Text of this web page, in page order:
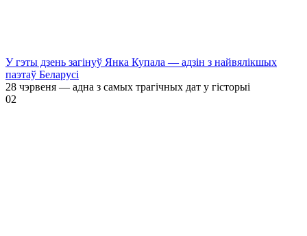
У гэты дзень загінуў Янка Купала — адзін з найвялікшых
паэтаў Беларусі
28 чэрвеня — адна з самых трагічных дат у гісторыі
02